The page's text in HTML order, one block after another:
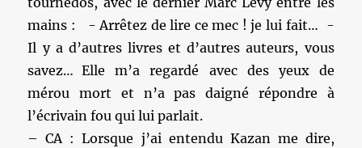
mains : - Arrêtez de lire ce mec ! je lui fait… -
Il y a d’autres livres et d’autres auteurs, vous
savez… Elle m’a regardé avec des yeux de
mérou mort et n’a pas daigné répondre à
l’écrivain fou qui lui parlait.
– CA : Lorsque j’ai entendu Kazan me dire,